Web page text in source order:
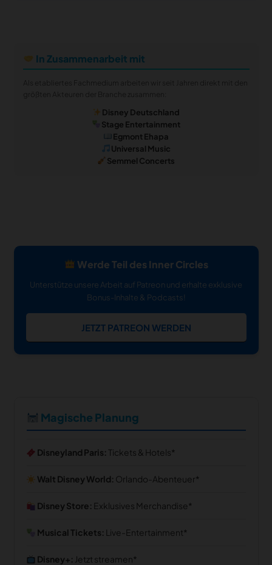
In Zusammenarbeit mit
Disney Deutschland
Stage Entertainment
Egmont Ehapa
Universal Music
Semmel Concerts
Werde Teil des Inner Circles
Unterstütze unsere Arbeit auf Patreon und erhalte exklusive
Bonus-Inhalte & Podcasts!
JETZT PATREON WERDEN
Magische Planung
Disneyland Paris: Tickets & Hotels
Walt Disney World: Orlando-Abenteuer
Disney Store: Exklusives Merchandise
Musical Tickets: Live-Entertainment
Disney+: Jetzt streamen